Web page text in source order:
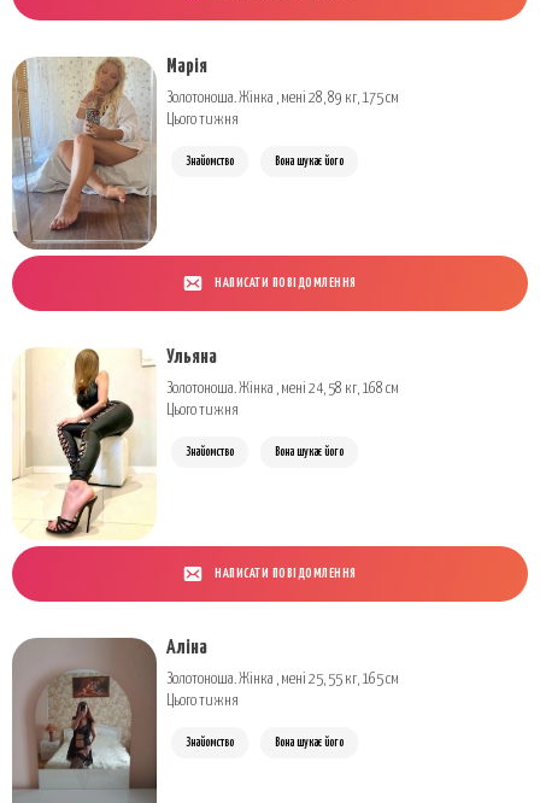
Марія
Золотоноша. Жінка , мені 28, 89 кг, 175 см
Цього тижня
Знайомство Вона шукає його
НАПИСАТИ ПОВІДОМЛЕННЯ
Ульяна
Золотоноша. Жінка , мені 24, 58 кг, 168 см
Цього тижня
Знайомство Вона шукає його
НАПИСАТИ ПОВІДОМЛЕННЯ
Аліна
Золотоноша. Жінка , мені 25, 55 кг, 165 см
Цього тижня
Знайомство Вона шукає його